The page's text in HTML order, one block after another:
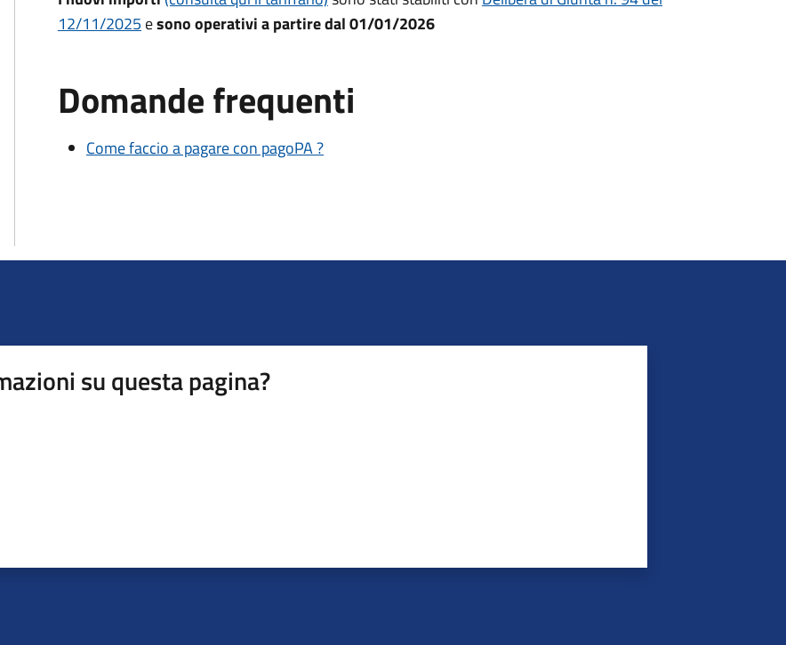
12/11/2025 esono operativi a partire dal 01/01/2026
Domande frequenti
Come faccio a pagare con pagoPA ?
su questa pagina?